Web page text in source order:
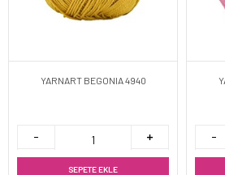
YARNART BEGONIA 4940
SEPETE EKLE